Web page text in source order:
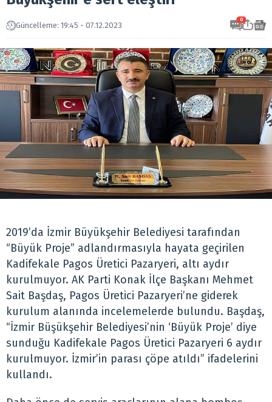
Güncelleme: 19:45 - 07.12.2023
0
2019’da İzmir Büyükşehir Belediyesi tarafından
“Büyük Proje” adlandırmasıyla hayata geçirilen
Kadifekale Pagos Üretici Pazaryeri, altı aydır
kurulmuyor. AK Parti Konak İlçe Başkanı Mehmet
Sait Başdaş, Pagos Üretici Pazaryeri’ne giderek
kurulum alanında incelemelerde bulundu. Başdaş,
“İzmir Büşükşehir Belediyesi’nin ‘Büyük Proje’ diye
sunduğu Kadifekale Pagos Üretici Pazaryeri 6 aydır
kurulmuyor. İzmir’in parası çöpe atıldı” ifadelerini
kullandı.